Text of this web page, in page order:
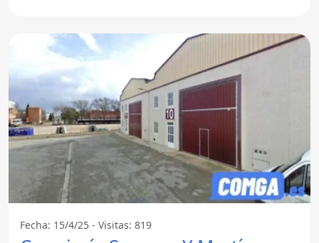
Fecha: 15/4/25 - Visitas: 819